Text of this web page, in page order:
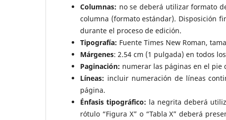
Columnas: no se deberá utilizar formato
columna (formato estándar). Disposición
durante el proceso de edición.
Tipografía: Fuente Times New Roman,
Márgenes: 2.54 cm (1 pulgada) en todos
Paginación: numerar las páginas en el pie
Líneas: incluir numeración de líneas
página.
Énfasis tipográfico: la negrita deberá
rótulo “Figura X” o “Tabla X” deberá